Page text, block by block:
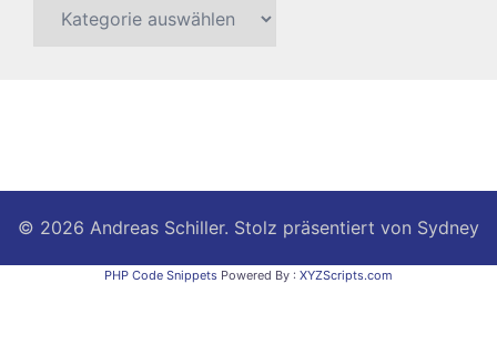
© 2026 Andreas Schiller. Stolz präsentiert von Sydney
PHP Code Snippets Powered By : XYZScripts.com